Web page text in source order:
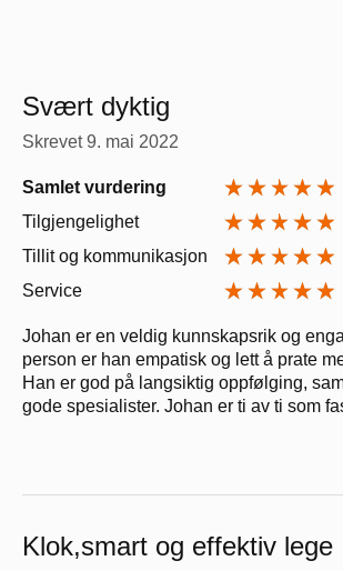
Svært dyktig
Skrevet9. mai 2022
Samlet vurdering
Tilgjengelighet
Tillit og kommunikasjon
Service
Johan er en veldig kunnskapsrik og
person er han empatisk og lett å prate
Han er god på langsiktig oppfølging,
gode spesialister. Johan er ti av ti som
Klok,smart og effektiv lege